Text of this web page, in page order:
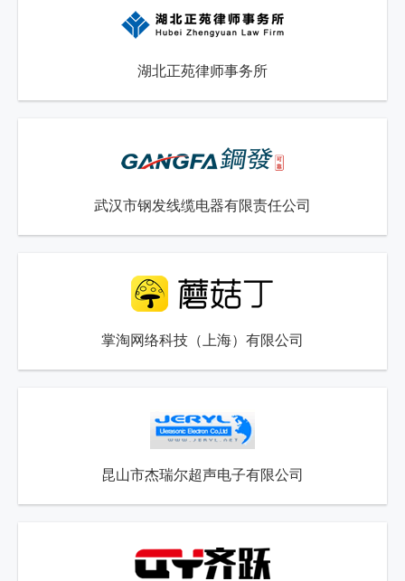
湖北正苑律师事务所
武汉市钢发线缆电器有限责任公司
掌淘网络科技（上海）有限公司
昆山市杰瑞尔超声电子有限公司